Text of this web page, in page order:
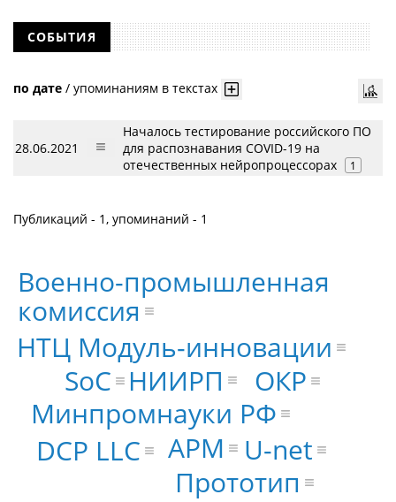
СОБЫТИЯ
по дате / упоминаниям в текстах
28.06.2021
Началось тестирование российского ПО
для распознавания COVID-19 на
отечественных нейропроцессорах
1
Публикаций - 1, упоминаний - 1
НИИРП
НТЦ Модуль-инновации
Минпромнауки РФ
Военно-промышленная
комиссия
DCP LLC АРМ
SoC
Прототип
U-net
ОКР